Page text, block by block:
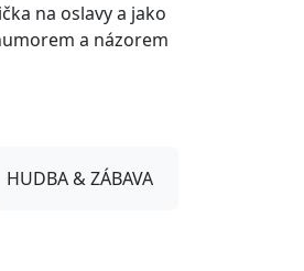
na oslavy a jako
a názorem
HUDBA & ZÁBAVA